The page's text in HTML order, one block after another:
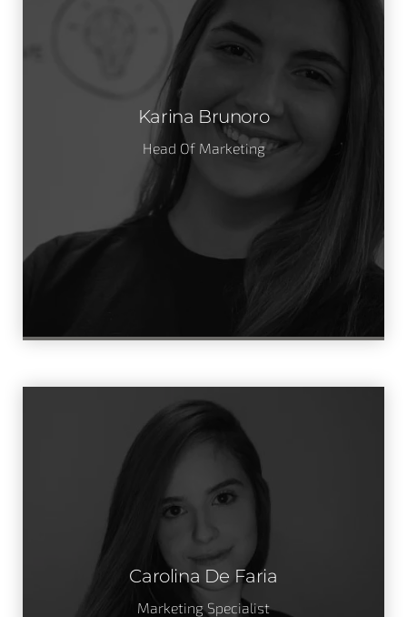
Karina Brunoro
Head Of Marketing
Carolina De Faria
Marketing Specialist